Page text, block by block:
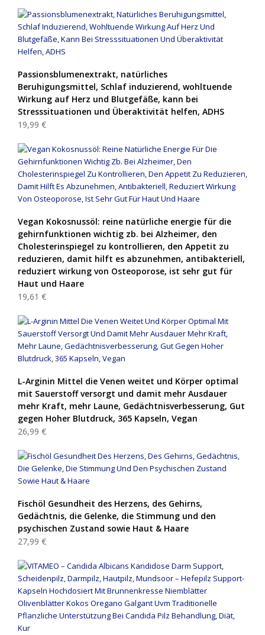
Passionsblumenextrakt, natürliches
Beruhigungsmittel, Schlaf induzierend, wohltuende
Wirkung auf Herz und Blutgefäße, kann bei
Stresssituationen und Überaktivität helfen, ADHS
19,99 €
Vegan Kokosnussöl: reine natürliche energie für die
gehirnfunktionen wichtig zb. bei Alzheimer, den
Cholesterinspiegel zu kontrollieren, den Appetit zu
reduzieren, damit hilft es abzunehmen, antibakteriell,
reduziert wirkung von Osteoporose, ist sehr gut für
Haut und Haare
19,61 €
L-Arginin Mittel die Venen weitet und Körper optimal
mit Sauerstoff versorgt und damit mehr Ausdauer
mehr Kraft, mehr Laune, Gedächtnisverbesserung, Gut
gegen Hoher Blutdruck, 365 Kapseln, Vegan
26,99 €
Fischöl Gesundheit des Herzens, des Gehirns,
Gedächtnis, die Gelenke, die Stimmung und den
psychischen Zustand sowie Haut & Haare
27,99 €